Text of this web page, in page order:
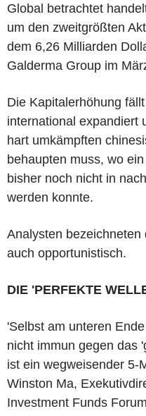
Global betrachtet
um den zweitgrößten
dem 6,26 Milliarden
Galderma Group im
Die Kapitalerhöhung
international expandiert
hart umkämpften
behaupten muss, wo
bisher noch nicht in
werden konnte.
Analysten
auch opportunistisch.
DIE 'PERFEKTE
'Selbst am unteren
nicht immun gegen das
ist ein wegweisender 5-
Winston Ma,
Investment Funds